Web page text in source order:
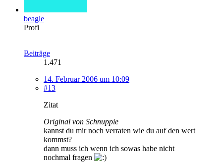
beagle
Profi
Beiträge
1.471
14. Februar 2006 um 10:09
#13
Zitat
Original von Schnuppie
kannst du mir noch verraten wie du auf den wert
kommst?
dann muss ich wenn ich sowas habe nicht
nochmal fragen